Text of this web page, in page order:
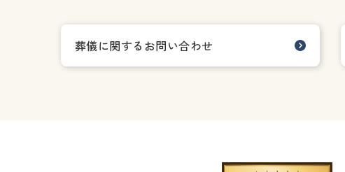
葬儀に関するお問い合わせ